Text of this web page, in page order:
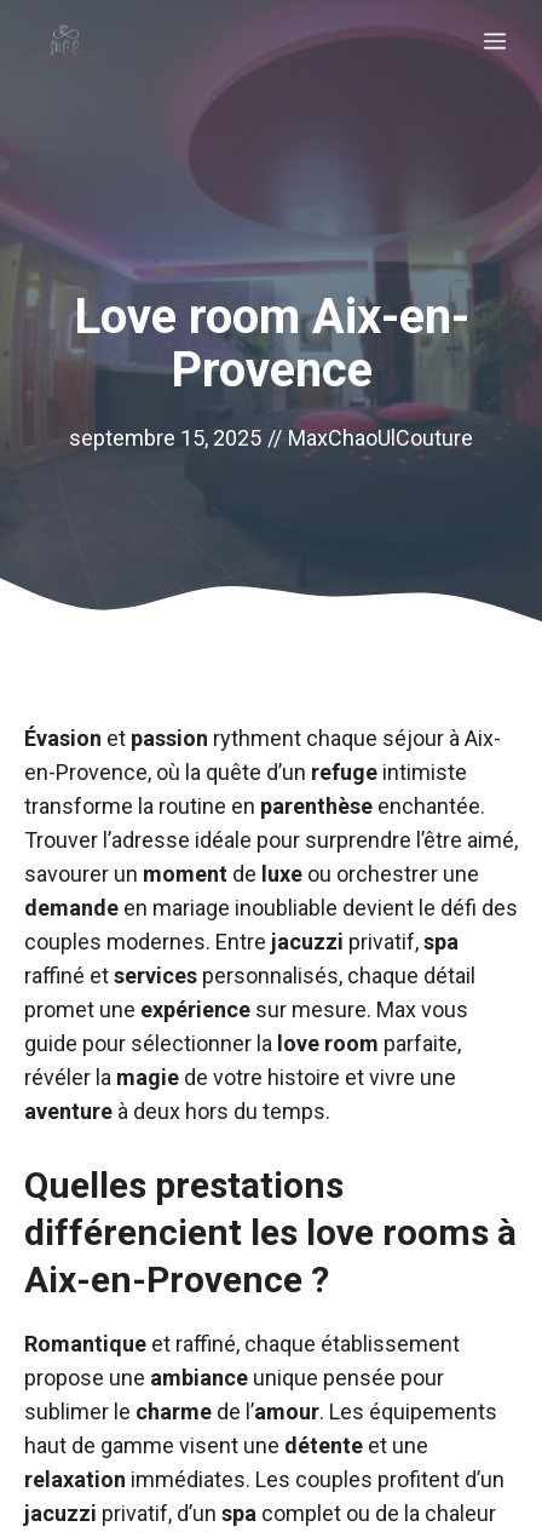
Love room Aix-en-
Provence
septembre 15, 2025 // MaxChaoUlCouture
Évasion et passion rythment chaque séjour à Aix-
en-Provence, où la quête d’un refuge intimiste
transforme la routine en parenthèse enchantée.
Trouver l’adresse idéale pour surprendre l’être aimé,
savourer un moment de luxe ou orchestrer une
demande en mariage inoubliable devient le défi des
couples modernes. Entre jacuzzi privatif,spa
raffiné etservices personnalisés, chaque détail
promet une expérience sur mesure. Max vous
guide pour sélectionner la love room parfaite,
révéler la magie de votre histoire et vivre une
aventure à deux hors du temps.
Quelles prestations
différencient les love rooms à
Aix-en-Provence ?
Romantique et raffiné, chaque établissement
propose une ambiance unique pensée pour
sublimer le charme de l’amour. Les équipements
haut de gamme visent une détente et une
relaxation immédiates. Les couples profitent d’un
jacuzzi privatif, d’un spa complet ou de la chaleur